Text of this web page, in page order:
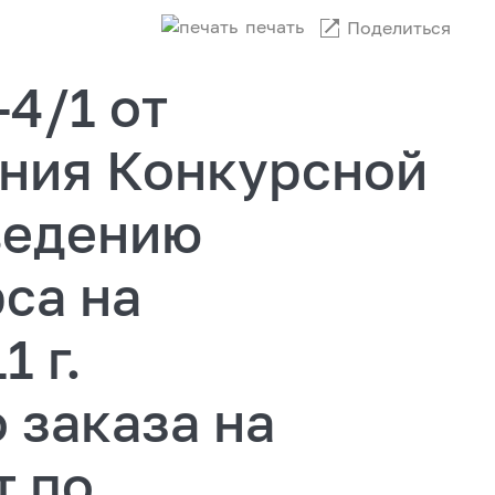
печать Поделиться
1 от
Конкурсной
на
г.
заказа на